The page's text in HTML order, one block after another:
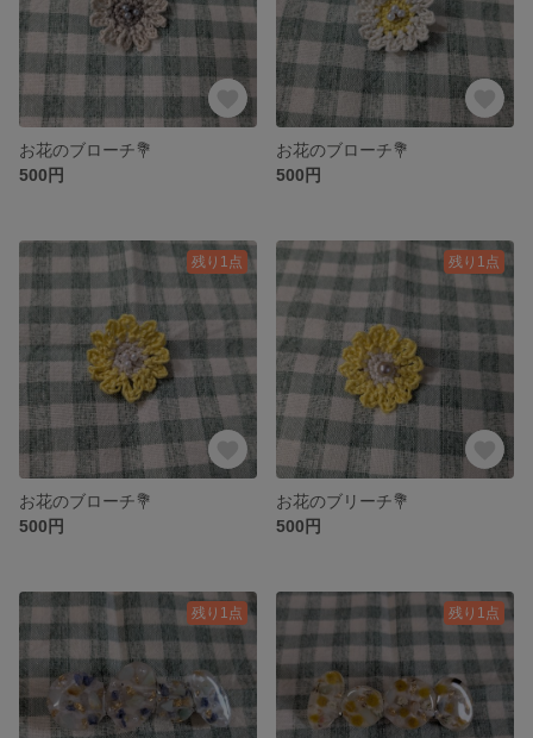
お花のブローチ💐
500円
お花のブローチ💐
500円
残り1点
お花のブローチ💐
500円
残り1点
お花のブリーチ💐
500円
残り1点 残り1点